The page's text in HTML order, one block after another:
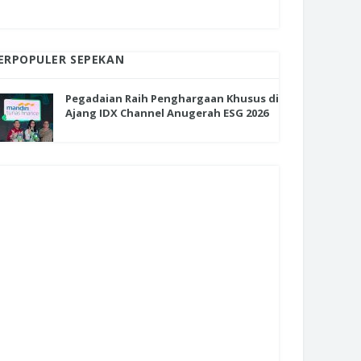
SEPEKAN
Pegadaian Raih Penghargaan Khusus di
Ajang IDX Channel Anugerah ESG 2026